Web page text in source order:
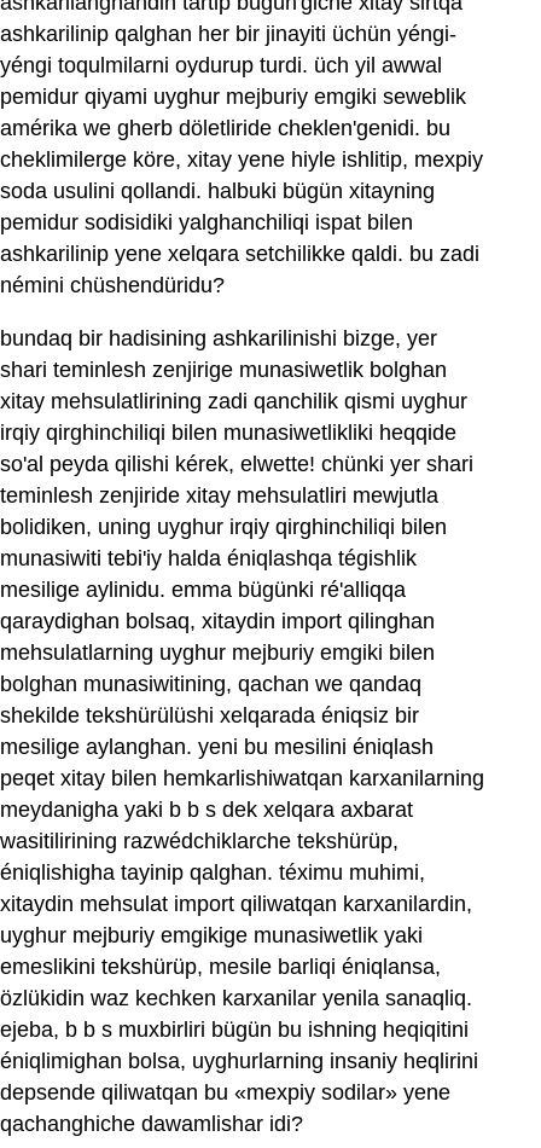
ashkarilinip qalghan her bir jinayiti üchün yéngi-
yéngi toqulmilarni oydurup turdi. üch yil awwal
pemidur qiyami uyghur mejburiy emgiki seweblik
amérika we gherb döletliride cheklen'genidi. bu
cheklimilerge köre, xitay yene hiyle ishlitip, mexpiy
soda usulini qollandi. halbuki bügün xitayning
pemidur sodisidiki yalghanchiliqi ispat bilen
ashkarilinip yene xelqara setchilikke qaldi. bu zadi
némini chüshendüridu?
bundaq bir hadisining ashkarilinishi bizge, yer
shari teminlesh zenjirige munasiwetlik bolghan
xitay mehsulatlirining zadi qanchilik qismi uyghur
irqiy qirghinchiliqi bilen munasiwetlikliki heqqide
so'al peyda qilishi kérek, elwette! chünki yer shari
teminlesh zenjiride xitay mehsulatliri mewjutla
bolidiken, uning uyghur irqiy qirghinchiliqi bilen
munasiwiti tebi'iy halda éniqlashqa tégishlik
mesilige aylinidu. emma bügünki ré'alliqqa
qaraydighan bolsaq, xitaydin import qilinghan
mehsulatlarning uyghur mejburiy emgiki bilen
bolghan munasiwitining, qachan we qandaq
shekilde tekshürülüshi xelqarada éniqsiz bir
mesilige aylanghan. yeni bu mesilini éniqlash
peqet xitay bilen hemkarlishiwatqan karxanilarning
meydanigha yaki b b s dek xelqara axbarat
wasitilirining razwédchiklarche tekshürüp,
éniqlishigha tayinip qalghan. téximu muhimi,
xitaydin mehsulat import qiliwatqan karxanilardin,
uyghur mejburiy emgikige munasiwetlik yaki
emeslikini tekshürüp, mesile barliqi éniqlansa,
özlükidin waz kechken karxanilar yenila sanaqliq.
ejeba, b b s muxbirliri bügün bu ishning heqiqitini
éniqlimighan bolsa, uyghurlarning insaniy heqlirini
depsende qiliwatqan bu «mexpiy sodilar» yene
qachanghiche dawamlishar idi?